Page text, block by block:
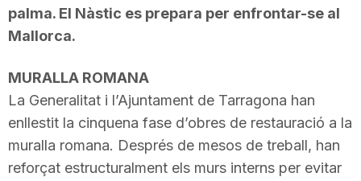
r
r
palma. El Nàstic es prepara per enfrontar-se al
Mallorca.
MURALLA ROMANA
La Generalitat i l’Ajuntament de Tarragona han
enllestit la cinquena fase d’obres de restauració a la
muralla romana. Després de mesos de treball, han
reforçat estructuralment els murs interns per evitar